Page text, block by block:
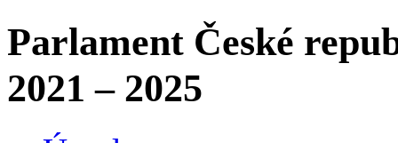
Parlament České
2021 – 2025